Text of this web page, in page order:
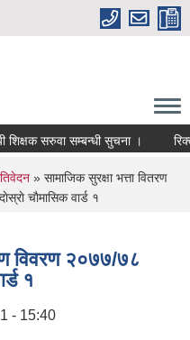
सरुवा सम्बन्धी सुचना । रिक्त
» सामाजिक सुरक्षा भत्ता वितरण
चाैमासिक वार्ड १
विवरण २०७७/७८
१
- 15:40